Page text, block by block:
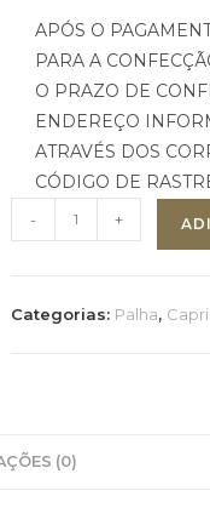
APÓS O
PARA A
O PRAZO DE
ENDEREÇO
ATRAVÉS DOS
CÓDIGO DE
- +
Categorias: Palha, Capri
(0)